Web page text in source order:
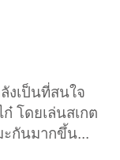
งเป็นที่สนใจ
โดยเล่นสเกต
ะกันมากขึ้น...